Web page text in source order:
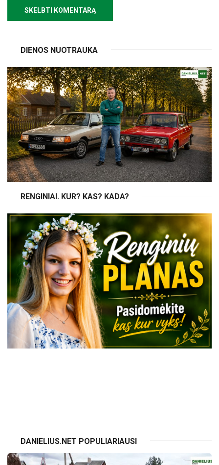
DIENOS NUOTRAUKA
RENGINIAI. KUR? KAS? KADA?
DANIELIUS.NET POPULIARIAUSI